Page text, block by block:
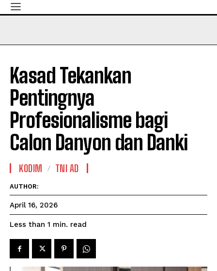
Kasad Tekankan
Pentingnya
Profesionalisme bagi
Calon Danyon dan Danki
KODIM TNI AD
AUTHOR:
April 16, 2026
Less than 1 min. read